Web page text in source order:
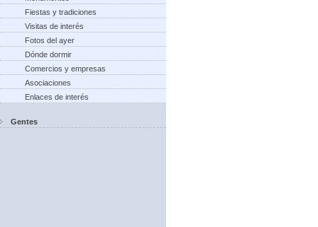
Fiestas y tradiciones
Visitas de interés
Fotos del ayer
Dónde dormir
Comercios y empresas
Asociaciones
Enlaces de interés
Gentes